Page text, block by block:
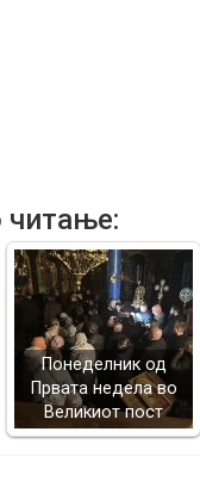
читање:
Понеделник од
Првата недела во
Великиот пост